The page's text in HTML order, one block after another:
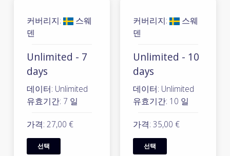
커버리지:
스웨
덴
Unlimited - 7
days
데이터: Unlimited
유효기간: 7 일
가격: 27,00 €
선택
커버리지:
스웨
덴
Unlimited - 10
days
데이터: Unlimited
유효기간: 10 일
가격: 35,00 €
선택